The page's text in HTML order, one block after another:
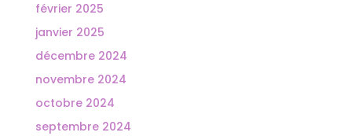
février 2025
janvier 2025
décembre 2024
novembre 2024
octobre 2024
septembre 2024